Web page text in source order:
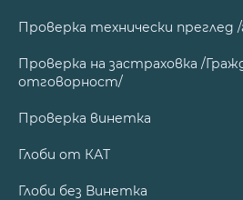
Проверка технически
Проверка на застраховка /
отговорност/
Проверка винетка
Глоби от КАТ
Глоби без Винетка